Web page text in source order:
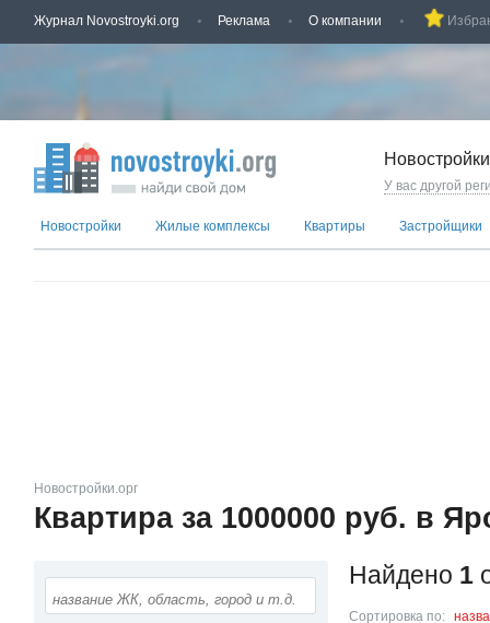
Журнал Novostroyki.org Реклама О компании
У вас другой
Новостройки Жилые комплексы Квартиры Застройщики
Новостройки.орг
Квартира за 1000000 руб. в
Найдено 1
Сортировка по: